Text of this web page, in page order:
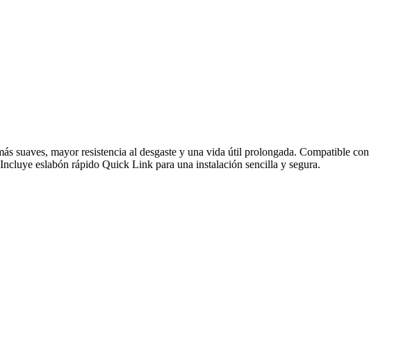
mayor resistencia al desgaste y una vida útil prolongada. Compatible con
eslabón rápido Quick Link para una instalación sencilla y segura.